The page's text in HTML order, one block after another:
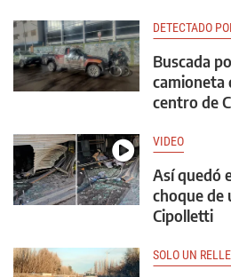
DETECTADO
Buscada
camioneta
centro de
VIDEO
Así quedó
choque de
Cipolletti
SOLO UN